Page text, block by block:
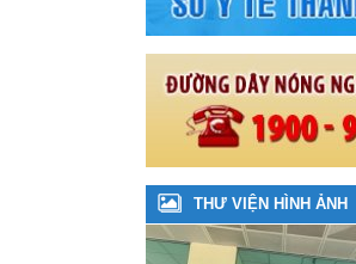
THƯ VIỆN HÌNH ẢNH